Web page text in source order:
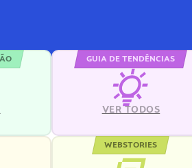
GUIA DE TENDÊNCIAS
VER TODOS
WEBSTORIES